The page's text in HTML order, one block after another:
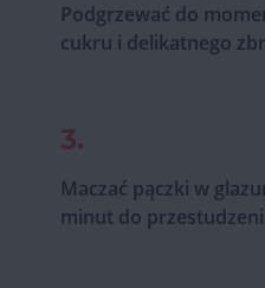
Podgrzewać do
cukru i delikatnego
3.
Maczać pączki w
minut do